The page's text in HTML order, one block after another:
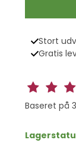
Stort
Gratis
Baseret på 3